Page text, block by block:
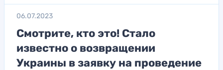
06.07.2023
Смотрите, кто это! Стало
известно о возвращении
Украины в заявку на проведение